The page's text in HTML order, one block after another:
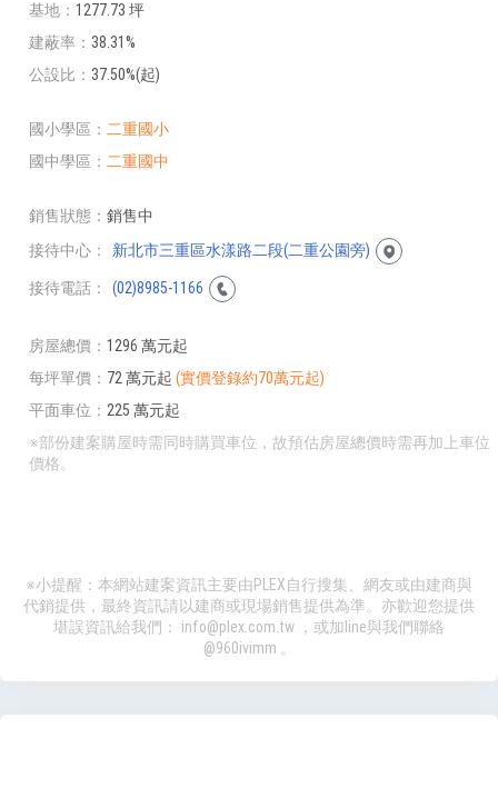
基地
1277.73 坪
建蔽率
38.31%
公設比
37.50%(起)
國小學區
二重國小
國中學區
二重國中
銷售狀態
銷售中
接待中心
新北市三重區水漾路二段(二重公園旁)
接待電話 (02)8985-1166
房屋總價
1296 萬元起
每坪單價
72 萬元起(實價登錄約70萬元起)
平面車位
225 萬元起
※部份建案購屋時需同時購買車位，故預估房屋總價時需再加上車位
價格。
※小提醒：本網站建案資訊主要由PLEX自行搜集、網友或由建商與
代銷提供，最終資訊請以建商或現場銷售提供為準。亦歡迎您提供
堪誤資訊給我們： info@plex.com.tw ，或加line與我們聯絡
@960ivimm 。